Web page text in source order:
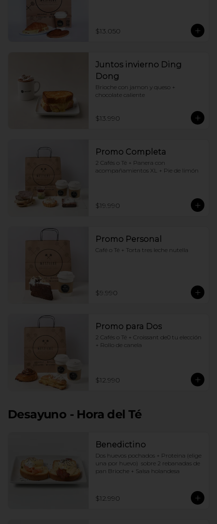
$13.050
Juntos invierno Ding
Dong
Brioche con jamon y queso +
chocolate caliente
$13.990
Promo Completa
2 Cafés o Té + Panera con
acompañamientos XL + Pie de limón
$19.990
Promo Personal
Café o Té + Torta tres leche nutella
$9.990
Promo para Dos
2 Cafés o Té + Croissant de0 tu elección
+ Rollo de canela
$12.990
Desayuno - Hora del Té
Benedictino
Dos huevos pochados + Proteina (elige
una por huevo)  sobre 2 rebanadas de
pan Brioche + Salsa holandesa
$12.990